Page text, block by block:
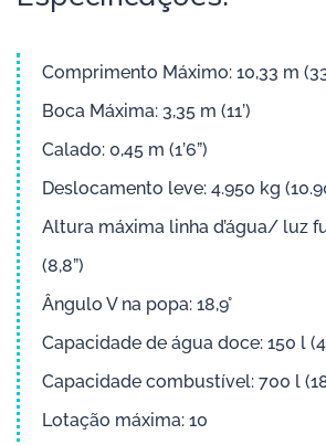
Comprimento Máximo: 10,33 m
Boca Máxima: 3,35 m (11’)
Calado: 0,45 m (1’6”)
Deslocamento leve: 4.950 kg
Altura máxima linha d’água/ luz
(8,8”)
Ângulo V na popa: 18,9°
Capacidade de água doce: 150 l
Capacidade combustível: 700 l
Lotação máxima: 10